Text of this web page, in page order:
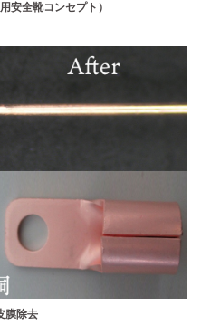
安全靴コンセプト）
膜除去